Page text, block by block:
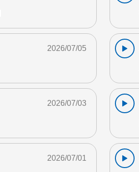
2026/07/05
2026/07/03
2026/07/01